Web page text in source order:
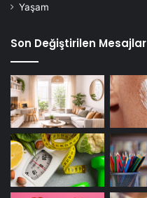
Yaşam
Son Değiştirilen Mesajlar